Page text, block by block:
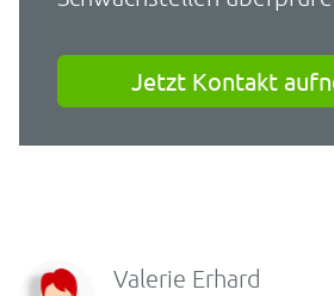
Jetzt Kontakt
Valerie Erhard